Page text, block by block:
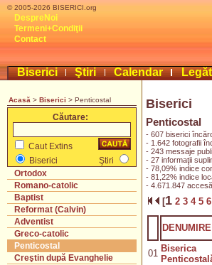
© 2005-2026 BISERICI.org
DespreNoi
Termeni+Condiţii
Contact
Biserici Ştiri Calendar
Acasă > Biserici > Penticostal
Căutare:
Caut Extins
Biserici
Ştiri
Ortodox
Romano-catolic
Baptist
Reformat (Calvin)
Adventist
Greco-catolic
Penticostal
Creştin după Evanghelie
Biserici
Penticostal
- 607 biserici
- 1.642 fotografii
- 243 messaje
- 27 informaţii
- 78,09% indice
- 81,22% indice
- 4.671.847
[1 2 3 4 5 6
DENUMIRE
01 Biserica